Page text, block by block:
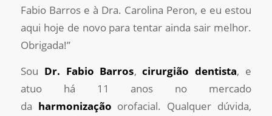
Fabio Barros e à Dra. Carolina Peron, e eu estou
aqui hoje de novo para tentar ainda sair melhor.
Obrigada!”
Sou Dr. Fabio Barros,cirurgião dentista, e
atuo há 11 anos no mercado
da harmonização orofacial. Qualquer dúvida,